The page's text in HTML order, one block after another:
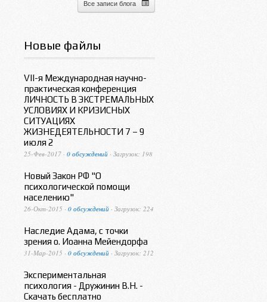
Все записи блога
Новые файлы
VII-я Международная научно-
практическая конференция
ЛИЧНОСТЬ В ЭКСТРЕМАЛЬНЫХ
УСЛОВИЯХ И КРИЗИСНЫХ
СИТУАЦИЯХ
ЖИЗНЕДЕЯТЕЛЬНОСТИ 7 – 9
июля 2
25-Фев-2017 · 0 обсуждений · Загрузок: 198
Новый Закон РФ "О
психологической помощи
населению"
26-Окт-2015 · 0 обсуждений · Загрузок: 224
Наследие Адама, с точки
зрения о. Иоанна Мейендорфа
31-Мар-2015 · 0 обсуждений · Загрузок: 212
Экспериментальная
психология - Дружинин В.Н. -
Скачать бесплатно